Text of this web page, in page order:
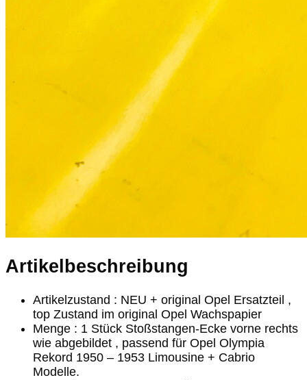
Artikelbeschreibung
Artikelzustand : NEU + original Opel Ersatzteil ,
top Zustand im original Opel Wachspapier
Menge : 1 Stück Stoßstangen-Ecke vorne rechts
wie abgebildet , passend für Opel Olympia
Rekord 1950 – 1953 Limousine + Cabrio
Modelle.